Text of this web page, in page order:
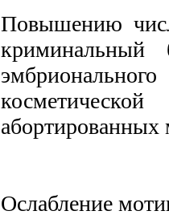
Повышению
криминальный
абортированных
Ослабление